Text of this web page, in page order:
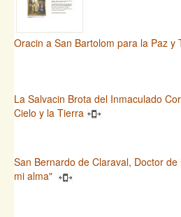
Oracin a San Bartolom para la Paz y
La Salvacin Brota del Inmaculado
Cielo y la Tierra
San Bernardo de Claraval, Doctor
mi alma"